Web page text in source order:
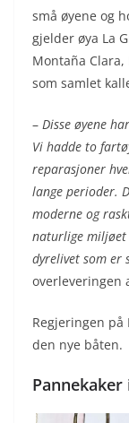
små øyene og
gjelder øya La
Montaña Clara,
som samlet
– Disse øyene
Vi hadde to
reparasjoner
lange perioder.
moderne og
naturlige miljøet
dyrelivet som er
overleveringen
Regjeringen på
den nye båten.
Pannekaker